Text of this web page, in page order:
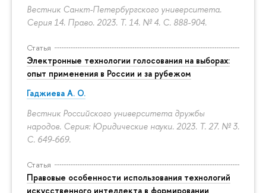
Вестник Санкт-Петербургского университета.
Серия 14. Право. 2023. Т. 14. № 4. С. 888-904.
Статья
Электронные технологии голосования на выборах:
опыт применения в России и за рубежом
Гаджиева А. О.
Вестник Российского университета дружбы
народов. Серия: Юридические науки. 2023. Т. 27. № 3.
С. 649-669.
Статья
Правовые особенности использования технологий
искусственного интеллекта в формировании